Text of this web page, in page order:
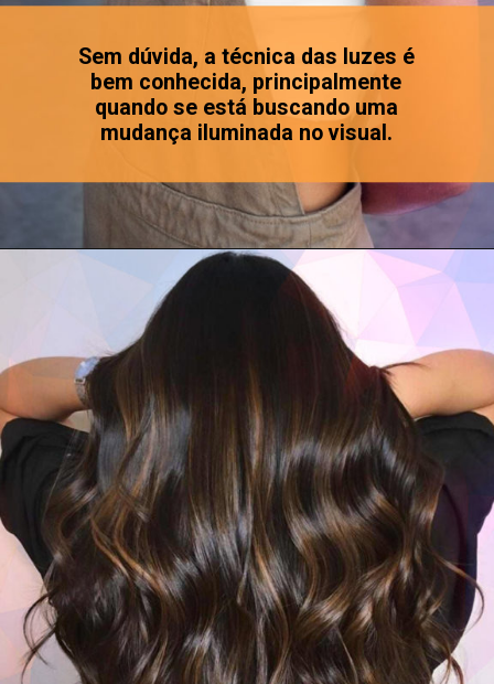
Sem dúvida, a técnica das luzes é
bem conhecida, principalmente
quando se está buscando uma
mudança iluminada no visual.